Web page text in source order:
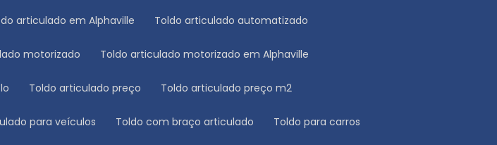
articulado em Alphaville Toldo articulado automatizado
motorizado Toldo articulado motorizado em Alphaville
Toldo articulado preço Toldo articulado preço m2
para veículos Toldo com braço articulado Toldo para carros